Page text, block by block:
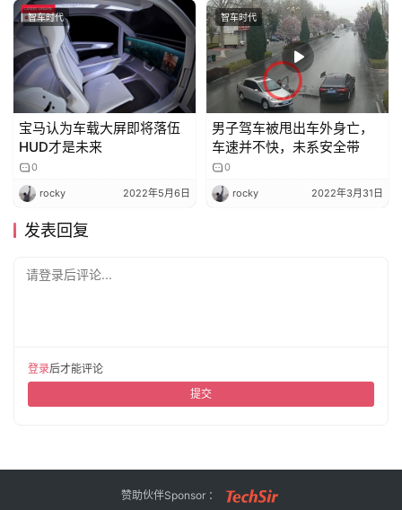
智车时代
宝马认为车载大屏即将落伍
HUD才是未来
0
rocky 2022年5月6日
智车时代
男子驾车被甩出车外身亡，
车速并不快，未系安全带
0
rocky 2022年3月31日
发表回复
请登录后评论...
登录后才能评论
提交
赞助伙伴Sponsor ：